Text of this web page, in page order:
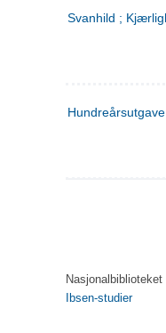
Svanhild ;
Ibsen-studier